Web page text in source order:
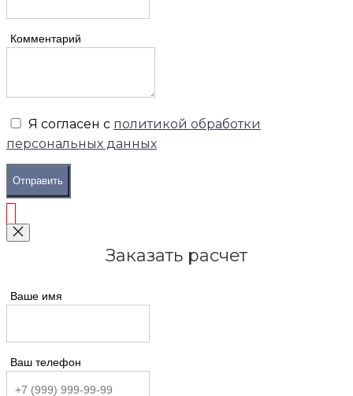
Комментарий
Я согласен с политикой обработки
персональных данных
Отправить
Заказать расчет
Ваше имя
Ваш телефон